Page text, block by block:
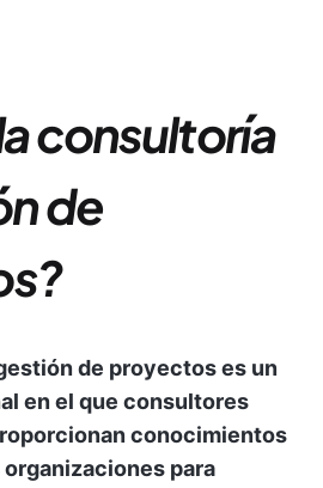
consultoría
de
de proyectos es un
en el que consultores
conocimientos
para